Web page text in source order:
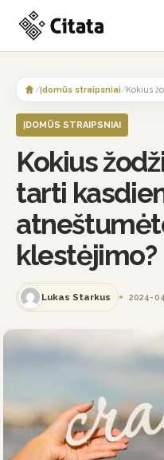
content
/Įdomūs straipsniai/
ĮDOMŪS STRAIPSNIAI
Kokius
tarti
klestėjimo?
Lukas Starkus 2024-